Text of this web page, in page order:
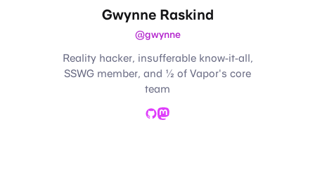
Gwynne Raskind
@gwynne
Reality hacker, insufferable know-it-all,
SSWG member, and ½ of Vapor's core
team
GitHub
Mastodon